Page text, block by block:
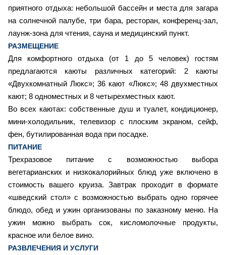
приятного отдыха: небольшой бассейн и места для загара
на солнечной палубе, три бара, ресторан, конференц-зал,
лаунж-зона для чтения, сауна и медицинский пункт.
РАЗМЕЩЕНИЕ
Для комфортного отдыха (от 1 до 5 человек) гостям
предлагаются каюты различных категорий: 2 каюты
«Двухкомнатный Люкс»; 36 кают «Люкс»; 48 двухместных
кают; 8 одноместных и 8 четырехместных кают.
Во всех каютах: собственные душ и туалет, кондиционер,
мини-холодильник, телевизор с плоским экраном, сейф,
фен, бутилированная вода при посадке.
ПИТАНИЕ
Трехразовое питание с возможностью выбора
вегетарианских и низкокалорийных блюд уже включено в
стоимость вашего круиза. Завтрак проходит в формате
«шведский стол» с возможностью выбрать одно горячее
блюдо, обед и ужин организованы по заказному меню. На
ужин можно выбрать сок, кисломолочные продукты,
красное или белое вино.
РАЗВЛЕЧЕНИЯ И УСЛУГИ